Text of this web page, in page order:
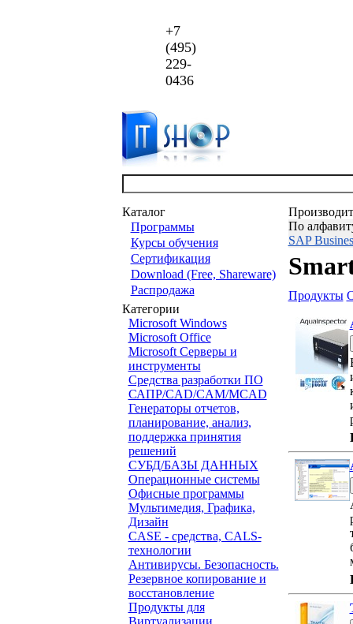
+7
(495)
229-
0436
Каталог
Программы
Курсы обучения
Сертификация
Download (Free, Shareware)
Распродажа
Категории
Microsoft Windows
Microsoft Office
Microsoft Серверы и
инструменты
Средства разработки ПО
САПР/CAD/CAM/MCAD
Генераторы отчетов,
планирование, анализ,
поддержка принятия
решений
СУБД/БАЗЫ ДАННЫХ
Операционные системы
Офисные программы
Мультимедия, Графика,
Дизайн
CASE - средства, CALS-
технологии
Антивирусы. Безопасность.
Резервное копирование и
восстановление
Продукты для
Виртуализации
По
SAP
Продукты